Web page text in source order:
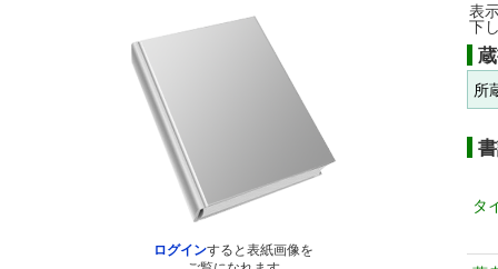
ログインすると表紙画像を
表
下
所
タ